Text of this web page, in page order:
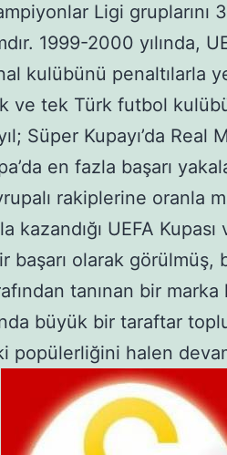
Ligi gruplarını
1999-2000 yılında,
kulübünü penaltılarla
ve tek Türk futbol
Süper Kupayı’da Real
en fazla başarı
rakiplerine oranla
kazandığı UEFA
başarı olarak görülmüş,
tanınan bir
büyük bir taraftar
popülerliğini halen